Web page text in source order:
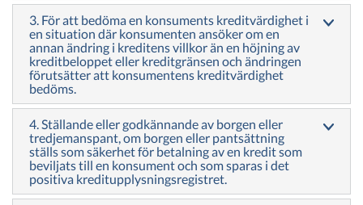
3. För att bedöma en konsuments kreditvärdighet i
en situation där konsumenten ansöker om en
annan ändring i kreditens villkor än en höjning av
kreditbeloppet eller kreditgränsen och ändringen
förutsätter att konsumentens kreditvärdighet
bedöms.
4. Ställande eller godkännande av borgen eller
tredjemanspant, om borgen eller pantsättning
ställs som säkerhet för betalning av en kredit som
beviljats till en konsument och som sparas i det
positiva kreditupplysningsregistret.